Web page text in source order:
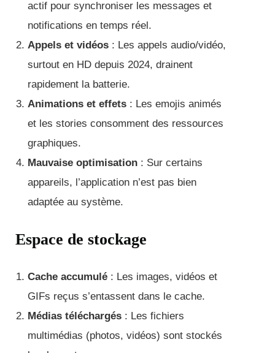
actif pour synchroniser les messages et
notifications en temps réel.
Appels et vidéos : Les appels audio/vidéo,
surtout en HD depuis 2024, drainent
rapidement la batterie.
Animations et effets : Les emojis animés
et les stories consomment des ressources
graphiques.
Mauvaise optimisation : Sur certains
appareils, l’application n’est pas bien
adaptée au système.
Espace de stockage
Cache accumulé : Les images, vidéos et
GIFs reçus s’entassent dans le cache.
Médias téléchargés : Les fichiers
multimédias (photos, vidéos) sont stockés